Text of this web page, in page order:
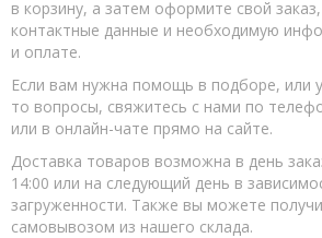
Свечи
Цепи
Пылесосы строительные
Аксессуары для сварки
Аккумуляторный инструмент
Дрели-шуруповерты аккумуляторные
в корзину, а затем оформите свой
контактные данные и необходимую
и оплате.
Если вам нужна помощь в подборе, или
то вопросы, свяжитесь с нами по
или в онлайн-чате прямо на сайте.
Доставка товаров возможна в день
14:00 или на следующий день в
загруженности. Также вы можете
самовывозом из нашего склада.